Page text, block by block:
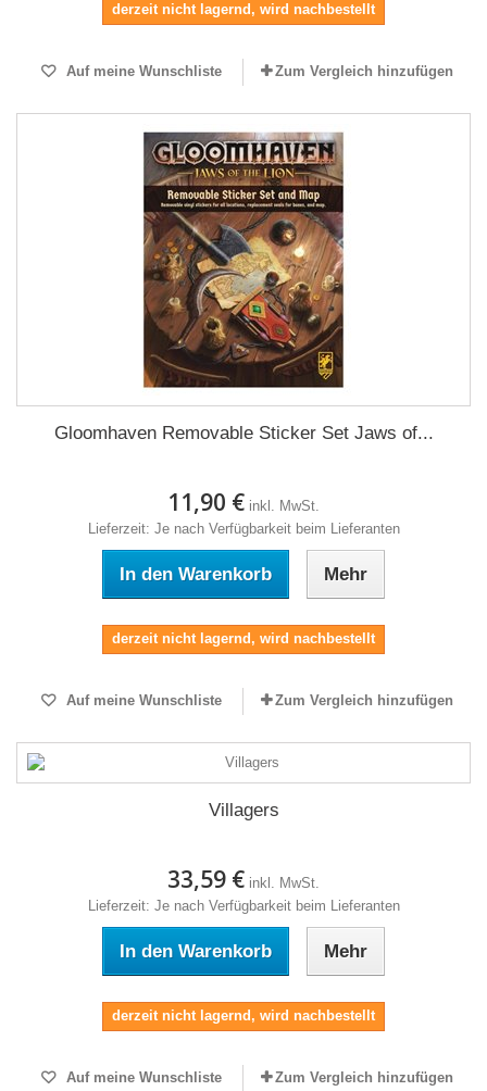
derzeit nicht lagernd, wird nachbestellt
Auf meine Wunschliste Zum Vergleich hinzufügen
Gloomhaven Removable Sticker Set Jaws of...
11,90 € inkl. MwSt.
Lieferzeit: Je nach Verfügbarkeit beim Lieferanten
In den Warenkorb Mehr
derzeit nicht lagernd, wird nachbestellt
Auf meine Wunschliste Zum Vergleich hinzufügen
Villagers
33,59 € inkl. MwSt.
Lieferzeit: Je nach Verfügbarkeit beim Lieferanten
In den Warenkorb Mehr
derzeit nicht lagernd, wird nachbestellt
Auf meine Wunschliste Zum Vergleich hinzufügen